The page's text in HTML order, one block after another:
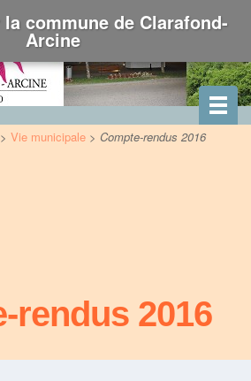
> Vie municipale > Compte-rendus 2016
rendus 2016
commune de Clarafond-
Arcine